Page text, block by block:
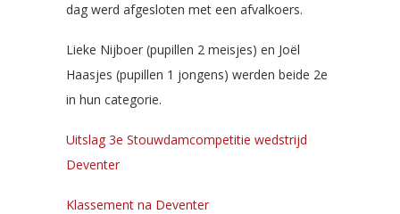
dag werd afgesloten met een afvalkoers.
Lieke Nijboer (pupillen 2 meisjes) en Joël
Haasjes (pupillen 1 jongens) werden beide 2e
in hun categorie.
Uitslag 3e Stouwdamcompetitie wedstrijd
Deventer
Klassement na Deventer